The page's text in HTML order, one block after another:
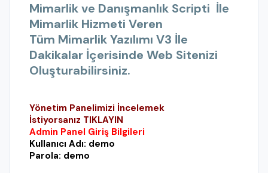
Mimarlik ve Danışmanlık Scripti İle
Mimarlik Hizmeti Veren
Tüm Mimarlik Yazılımı V3 İle
Dakikalar İçerisinde Web Sitenizi
Oluşturabilirsiniz.
Yönetim Panelimizi İncelemek
İstiyorsanız TIKLAYIN
Admin Panel Giriş Bilgileri
Kullanıcı Adı: demo
Parola: demo